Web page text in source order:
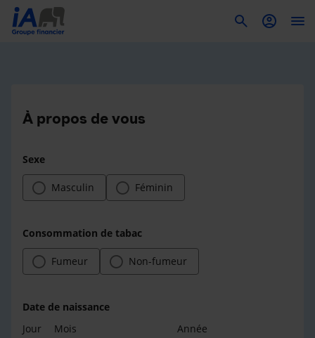
À propos de vous
Sexe
Masculin Féminin
Consommation de tabac
Fumeur Non-fumeur
Date de naissance
Jour
Mois Année